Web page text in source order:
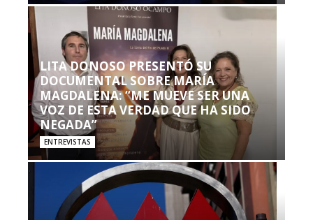
LITA DONOSO PRESENTÓ SU
DOCUMENTAL SOBRE MARÍA
MAGDALENA: “ME MUEVE SER UNA
VOZ DE ESTA VERDAD QUE HA SIDO
NEGADA”
ENTREVISTAS